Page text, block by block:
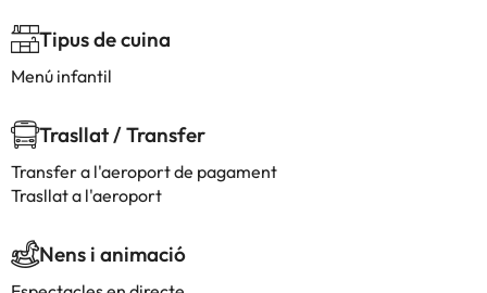
Tipus de cuina
Menú infantil
Trasllat / Transfer
Transfer a l'aeroport de pagament
Trasllat a l'aeroport
Nens i animació